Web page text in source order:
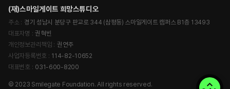
(재)스마일게이트 희망스튜디오
주소 : 경기 성남시 분당구 판교로 344 (삼평동) 스마일게이트 캠퍼스 B1층 13493
대표자명 : 권혁빈
개인정보관리책임 : 권연주
사업자등록번호 : 114-82-10652
대표번호 : 031-600-8200
© 2023 Smilegate Foundation. All rights reserved.